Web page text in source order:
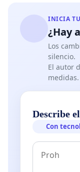
INICIA
¿Hay
Los
silencio.
El autor
Describe
Con